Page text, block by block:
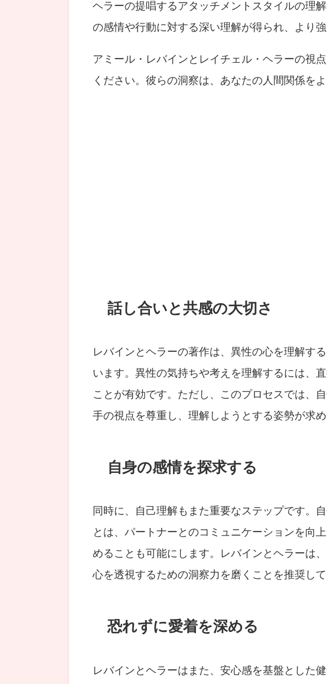
ヘラーの提唱するアタッチメントスタイルの理
の感情や行動に対する深い理解が得られ、より
アミール・レバインとレイチェル・ヘラーの視
ください。彼らの洞察は、あなたの人間関係を
話し合いと共感の大切さ
レバインとヘラーの著作は、異性の心を理解す
います。異性の気持ちや考えを理解するには、
ことが有効です。ただし、このプロセスでは、
手の視点を尊重し、理解しようとする姿勢が求め
自身の感情を探求する
同時に、自己理解もまた重要なステップです。
とは、パートナーとのコミュニケーションを向
めることも可能にします。レバインとヘラーは
心を透視するための洞察力を磨くことを推奨して
恐れずに愛着を深める
レバインとヘラーはまた、安心感を基盤とした